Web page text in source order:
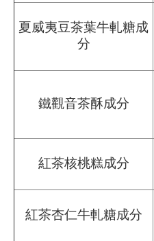
夏威夷豆茶葉牛軋糖成
分
鐵觀音茶酥成分
紅茶核桃糕成分
紅茶杏仁牛軋糖成分